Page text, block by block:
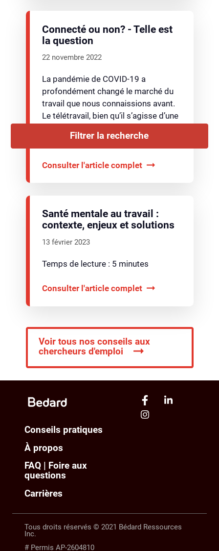
Filtrer la recherche
Connecté ou non? - Telle est
la question
22 novembre 2022
La pandémie de COVID-19 a
profondément changé le marché du
travail que nous connaissions avant.
Le télétravail, bien qu’il s’agisse d’une
nombreux…
Consulter l'article complet
Santé mentale au travail :
contexte, enjeux et solutions
13 février 2023
Temps de lecture : 5 minutes
Consulter l'article complet
Voir tous nos conseils aux
chercheurs d'emploi
Conseils pratiques
À propos
FAQ | Foire aux
questions
Carrières
Tous droits réservés © 2021 Bédard Ressources
Inc.
# Permis AP-2604810